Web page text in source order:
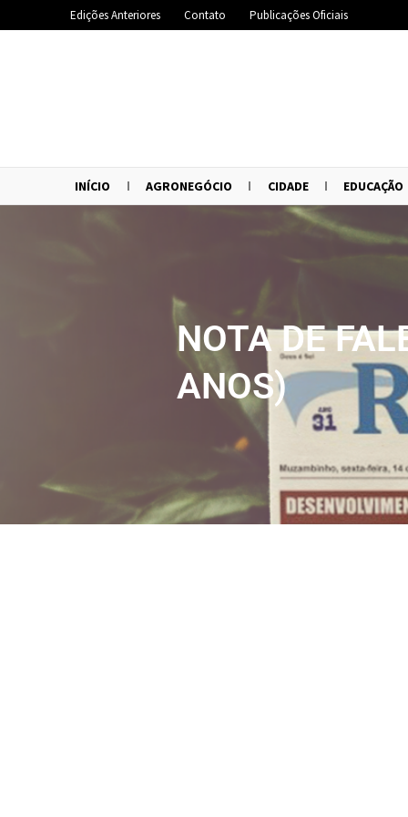
Edições Anteriores Contato Publicações Oficiais
INÍCIO AGRONEGÓCIO CIDADE EDUCAÇÃO
NOTA DE
ANOS)